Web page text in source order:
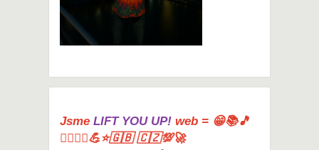
Jsme LIFT YOU UP! web = 😁📚🎵
🤸‍♀️🏋️‍♀️💪⭐🇬🇧 🇨🇿💯🚀